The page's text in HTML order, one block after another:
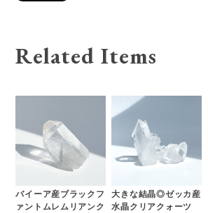
Related Items
バイーア産ブラックフ
ァントムレムリアンク
大きな結晶◎ゼッカ産
水晶クリアクォーツ